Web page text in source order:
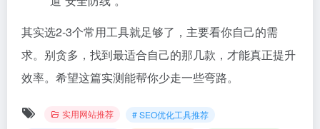
其实选2-3个常用工具就足够了，主要看你自己的需
求。别贪多，找到最适合自己的那几款，才能真正提升
效率。希望这篇实测能帮你少走一些弯路。
实用网站推荐
# SEO优化工具推荐